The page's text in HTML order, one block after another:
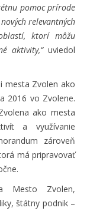
pomoc prírode
relevantných
ktorí môžu
aktivity,“uviedol
mesta Zvolen ako
2016 vo Zvolene.
ako mesta
a využívanie
zároveň
má pripravovať
Mesto Zvolen,
štátny podnik –